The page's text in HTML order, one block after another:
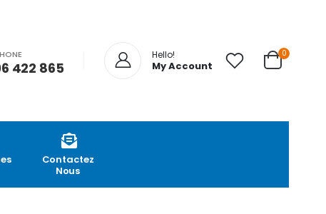
422 865
Hello!
My Account
0
Contactez
Nous